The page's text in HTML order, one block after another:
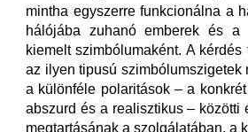
mintha egyszerre funkcionálna a
hálójába zuhanó emberek és a
kiemelt szimbólumaként. A
az ilyen tipusú szimbólumszigetek
a különféle polaritások – a
abszurd és a realisztikus – közötti
megtartásának a szolgálatában, a